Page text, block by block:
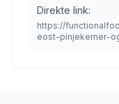
Direkte link:
https://
eost-pinjekerner-